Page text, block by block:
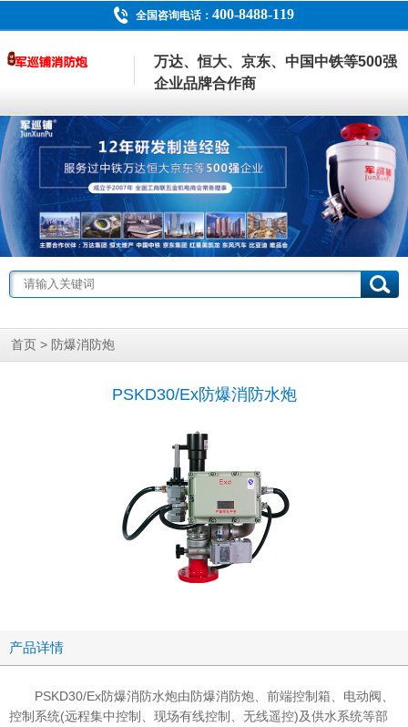
全国咨询电话： 400-8488-119
万达、恒大、京东、中国中铁等500强
企业品牌合作商
首页 > 防爆消防炮
PSKD30/Ex防爆消防水炮
产品详情
PSKD30/Ex防爆消防水炮由防爆消防炮、前端控制箱、电动阀、
控制系统(远程集中控制、现场有线控制、无线遥控)及供水系统等部